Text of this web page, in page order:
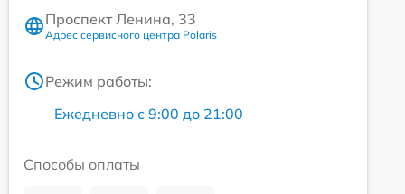
Проспект Ленина, 33
Адрес сервисного центра Polaris
Режим работы:
Ежедневно с 9:00 до 21:00
Способы оплаты